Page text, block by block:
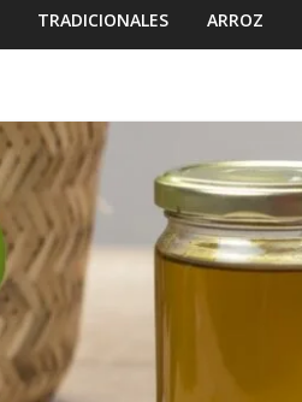
TRADICIONALES ARROZ